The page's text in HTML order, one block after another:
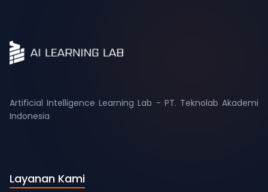
Artificial Intelligence Learning Lab - PT. Teknolab Akademi
Layanan Kami